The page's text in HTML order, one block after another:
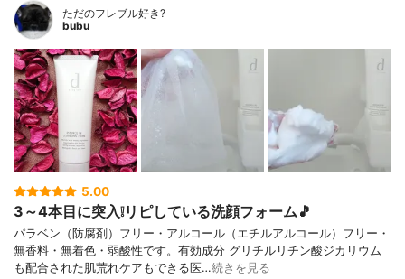
ただのフレブル好き?
bubu
5.00
3～4本目に突入❕リピしている洗顔フォーム🎵
パラベン（防腐剤）フリー・アルコール（エチルアルコール）フリー・
無香料・無着色・弱酸性です。有効成分 グリチルリチン酸ジカリウム
も配合された肌荒れケアもできる医…続きを見る